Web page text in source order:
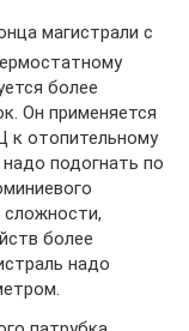
магистрали с
более
Он применяется
к отопительному
подогнать по
сложности,
более
надо